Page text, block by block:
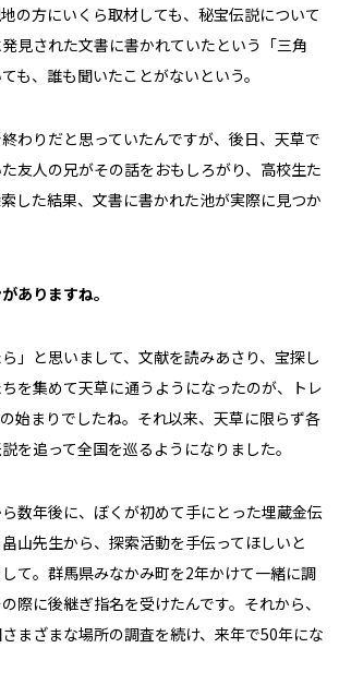
の方にいくら取材しても、秘宝伝説について
見された文書に書かれていたという「三角
も、誰も聞いたことがないという。
わりだと思っていたんですが、後日、天草で
友人の兄がその話をおもしろがり、高校生た
した結果、文書に書かれた池が実際に見つか
ありますね。
」と思いまして、文献を読みあさり、宝探し
を集めて天草に通うようになったのが、トレ
始まりでしたね。それ以来、天草に限らず各
を追って全国を巡るようになりました。
数年後に、ぼくが初めて手にとった埋蔵金伝
山先生から、探索活動を手伝ってほしいと
て。群馬県みなかみ町を2年かけて一緒に調
際に後継ぎ指名を受けたんです。それから、
まざまな場所の調査を続け、来年で50年にな